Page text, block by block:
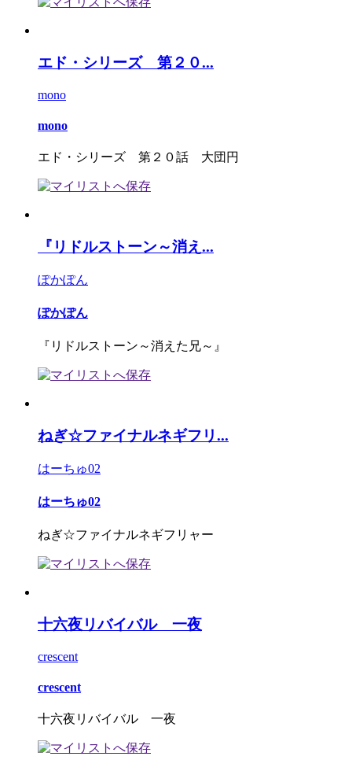
エド・シリーズ 第２０...
mono
mono
エド・シリーズ 第２０話 大団円
『リドルストーン～消え...
ぽかぽん
ぽかぽん
『リドルストーン～消えた兄～』
ねぎ☆ファイナルネギフリ...
はーちゅ02
はーちゅ02
ねぎ☆ファイナルネギフリャー
十六夜リバイバル 一夜
crescent
crescent
十六夜リバイバル 一夜